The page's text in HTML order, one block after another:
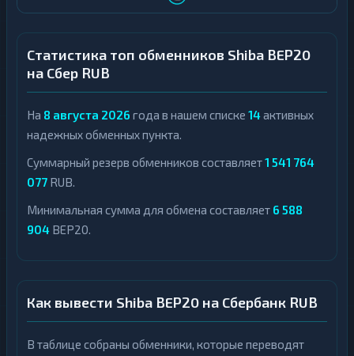
Статистика топ обменников Shiba BEP20
на Сбер RUB
На 8 августа 2026 года в нашем списке 14активных
надежных обменных пункта.
Суммарный резерв обменников составляет1 541 764
077 RUB.
Минимальная сумма для обмена составляет 6 588
904 BEP20.
Как вывести Shiba BEP20 на Сбербанк RUB
В таблице собраны обменники, которые переводят